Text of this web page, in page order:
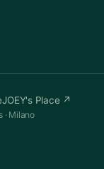
JOEY's Place ↗
· Milano